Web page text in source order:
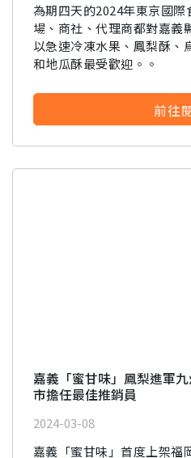
為期四天的2024年東京國
場、商社、代理商都對嘉義
以急速冷凍水果、鳳梨酥、
和地瓜酥最受歡迎。。
前往
嘉義「蜜甘味」鳳梨進軍
市擔任最佳推銷員
2024-03-08
嘉義「蜜甘味」首度上架福